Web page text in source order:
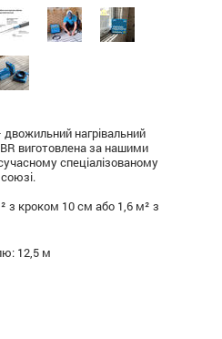
нагрівальний
виготовлена за нашими
спеціалізованому
з кроком 10 см або 1,6 м² з
12,5 м